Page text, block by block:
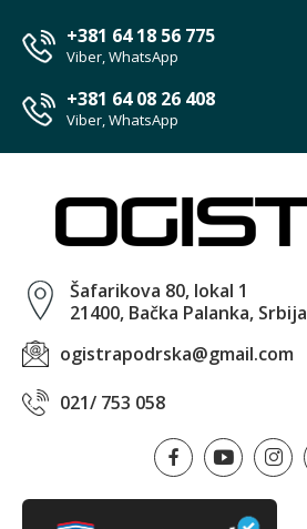
+381 64 18 56 775
Viber, WhatsApp
+381 64 08 26 408
Viber, WhatsApp
Šafarikova 80, lokal 1
21400, Bačka Palanka, Srbija
ogistrapodrska@gmail.com
021/ 753 058